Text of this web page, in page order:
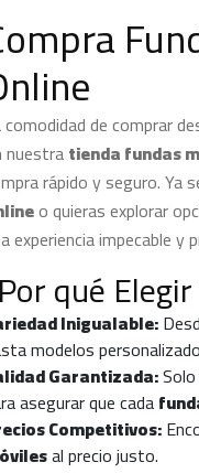
de comprar
nuestratienda fundas
rápido y seguro. Ya
o quieras explorar
experiencia impecable y
qué
Inigualable:
modelos
Garantizada:
asegurar que cada
Competitivos:
al precio justo.